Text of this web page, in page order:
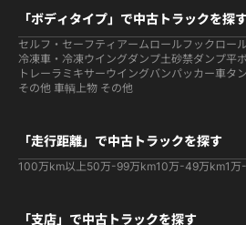
「ボディタイプ」で中古トラックを探す
セルフ・セーフティ アームロールフックロー
冷凍車・冷凍ウイングダンプ土砂禁ダンプ平
トレーラ ミキサーウイングバンパッカー車タ
その他 車輌 上物 その他
「走行距離」で中古トラックを探す
100万km以上50万-99万km10万-49万km1万
「支店」で中古トラックを探す